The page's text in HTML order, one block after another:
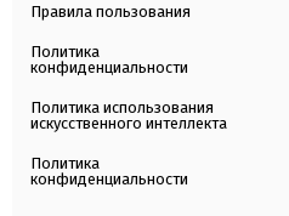
Правила пользования
Политика
конфиденциальности
Политика использования
искусственного интеллекта
Политика
конфиденциальности